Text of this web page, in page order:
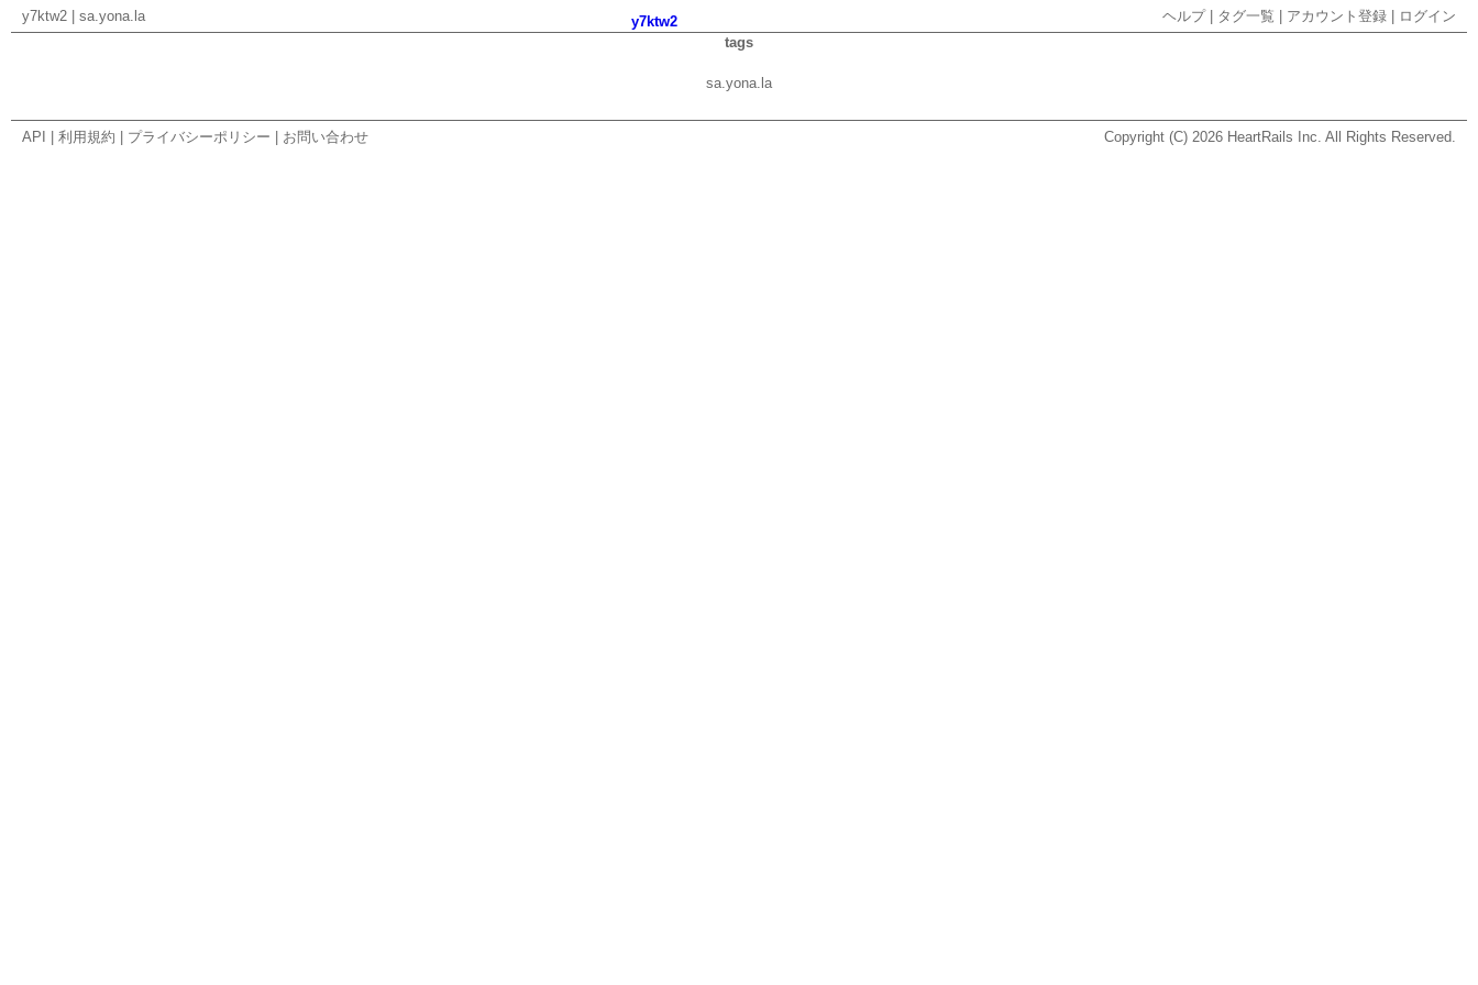
y7ktw2 sa.yona.la ヘルプ| タグ一覧 アカウント登録 ログイン
y7ktw2
tags
sa.yona.la
API 利用規約 プライバシーポリシー お問い合わせ Copyright (C) 2026 HeartRails Inc. All Rights Reserved.